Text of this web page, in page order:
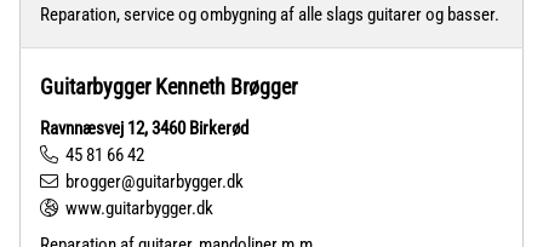
Reparation, service og ombygning af alle slags guitarer og basser.
Guitarbygger Kenneth Brøgger
Ravnnæsvej 12, 3460 Birkerød
45 81 66 42
brogger@guitarbygger.dk
www.guitarbygger.dk